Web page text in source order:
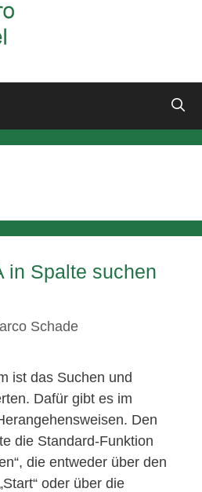
in Spalte suchen
Schade
ist das Suchen und
Dafür gibt es im
Den
die Standard-Funktion
die entweder über den
oder über die